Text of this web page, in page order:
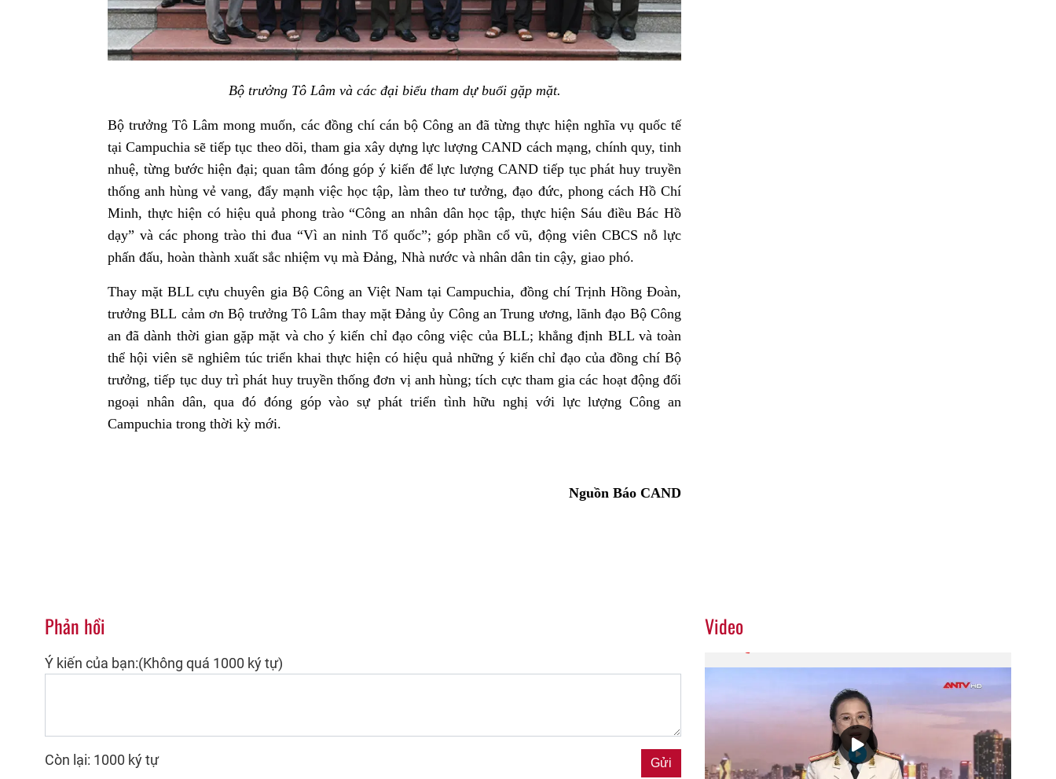
Bộ trưởng Tô Lâm và các đại biểu tham dự buổi gặp mặt.
Bộ trưởng Tô Lâm mong muốn, các đồng chí cán bộ Công an đã từng thực hiện nghĩa vụ quốc tế
tại Campuchia sẽ tiếp tục theo dõi, tham gia xây dựng lực lượng CAND cách mạng, chính quy, tinh
nhuệ, từng bước hiện đại; quan tâm đóng góp ý kiến để lực lượng CAND tiếp tục phát huy truyền
thống anh hùng vẻ vang, đẩy mạnh việc học tập, làm theo tư tưởng, đạo đức, phong cách Hồ Chí
Minh, thực hiện có hiệu quả phong trào “Công an nhân dân học tập, thực hiện Sáu điều Bác Hồ
dạy” và các phong trào thi đua “Vì an ninh Tổ quốc”; góp phần cổ vũ, động viên CBCS nỗ lực
phấn đấu, hoàn thành xuất sắc nhiệm vụ mà Đảng, Nhà nước và nhân dân tin cậy, giao phó.
Thay mặt BLL cựu chuyên gia Bộ Công an Việt Nam tại Campuchia, đồng chí Trịnh Hồng Đoàn,
trưởng BLL cảm ơn Bộ trưởng Tô Lâm thay mặt Đảng ủy Công an Trung ương, lãnh đạo Bộ Công
an đã dành thời gian gặp mặt và cho ý kiến chỉ đạo công việc của BLL; khẳng định BLL và toàn
thể hội viên sẽ nghiêm túc triển khai thực hiện có hiệu quả những ý kiến chỉ đạo của đồng chí Bộ
trưởng, tiếp tục duy trì phát huy truyền thống đơn vị anh hùng; tích cực tham gia các hoạt động đối
ngoại nhân dân, qua đó đóng góp vào sự phát triển tình hữu nghị với lực lượng Công an
Campuchia trong thời kỳ mới.
Nguồn Báo CAND
Phản hồi
Ý kiến của bạn:(Không quá 1000 ký tự)
Còn lại: 1000 ký tự
Video